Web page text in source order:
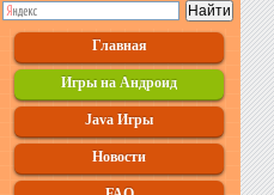
Главная
Игры на Андроид
Java Игры
Новости